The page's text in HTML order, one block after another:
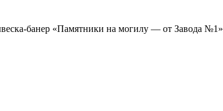
банер «Памятники на могилу — от Завода №1»